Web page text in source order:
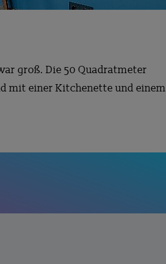
groß. Die 50 Quadratmeter
mit einer Kitchenette und einem